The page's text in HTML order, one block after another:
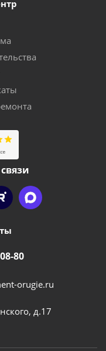
80
orugie.ru
д.17